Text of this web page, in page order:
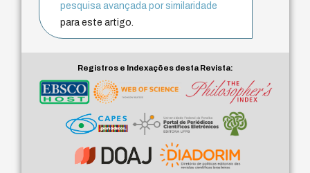
pesquisa avançada por similaridade
para este artigo.
Registros e Indexações desta Revista: